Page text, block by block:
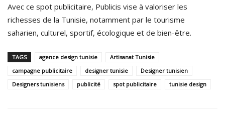
Avec ce spot publicitaire, Publicis vise à valoriser les
richesses de la Tunisie, notamment par le tourisme
saharien, culturel, sportif, écologique et de bien-être.
TAGS agence design tunisie
Artisanat Tunisie
campagne publicitaire
designer tunisie
Designer tunisien
Designers tunisiens
publicité spot publicitaire tunisie design